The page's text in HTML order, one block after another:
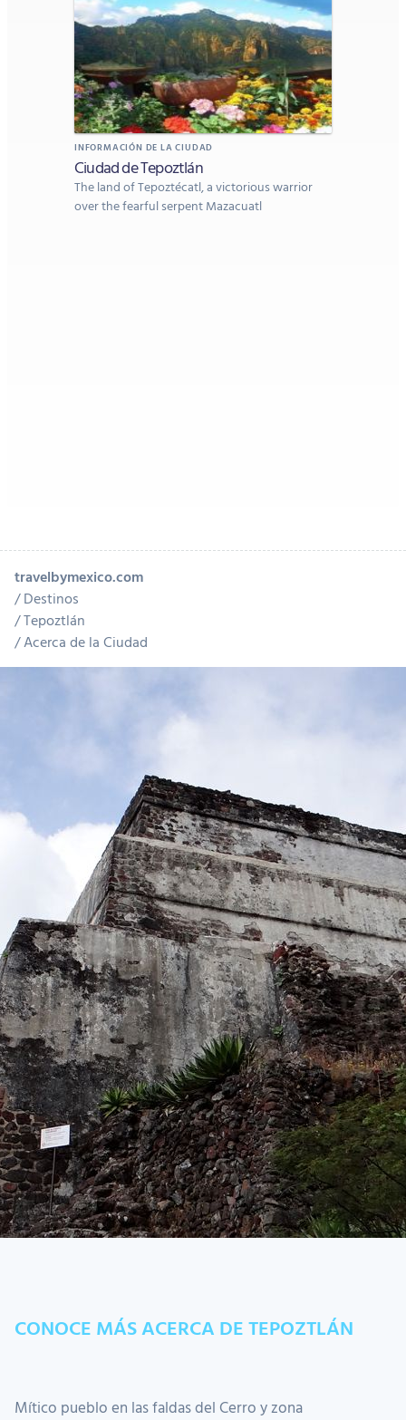
INFORMACIÓN DE LA CIUDAD
Ciudad de Tepoztlán
The land of Tepoztécatl, a victorious warrior
over the fearful serpent Mazacuatl
travelbymexico.com
Destinos
Tepoztlán
Acerca de la Ciudad
CONOCE MÁS ACERCA DE TEPOZTLÁN
Mítico pueblo en las faldas del Cerro y zona